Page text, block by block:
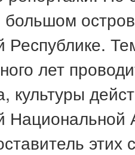
Республике.
лет
культуры
этих